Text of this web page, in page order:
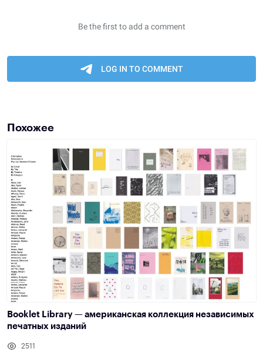
Похожее
Booklet Library — американская коллекция независимых
печатных изданий
2511